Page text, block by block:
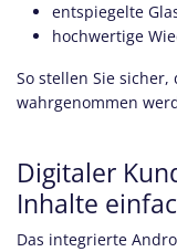
entspiegelte
hochwertige
So stellen Sie
wahrgenommen
Digitaler
Inhalte
Das integrierte